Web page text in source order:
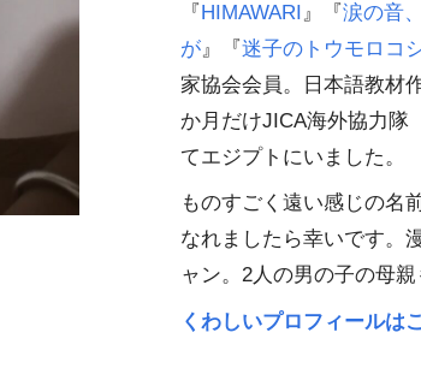
『HIMAWARI』『涙の音
が』『迷子のトウモロコ
家協会会員。日本語教材
か月だけJICA海外協力隊
てエジプトにいました。
ものすごく遠い感じの名
なれましたら幸いです。
ャン。2人の男の子の母親
くわしいプロフィールは